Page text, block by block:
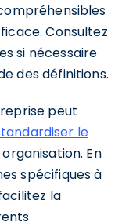
Consultez
si nécessaire
des définitions.
peut
le
En
spécifiques à
la